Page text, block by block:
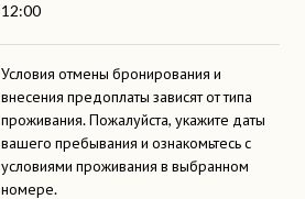
12:00
Условия отмены бронирования и
внесения предоплаты зависят от типа
проживания. Пожалуйста, укажите даты
вашего пребывания и ознакомьтесь с
условиями проживания в выбранном
номере.